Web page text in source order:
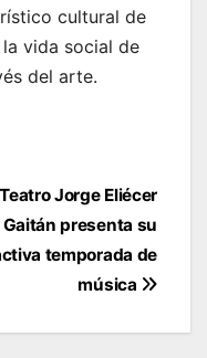
cultural de
vida social de
del arte.
Jorge Eliécer
Gaitán presenta su
temporada de
música